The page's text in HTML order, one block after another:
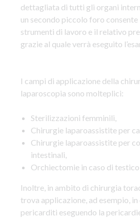
dettagliata di tutti gli organi
un secondo piccolo foro consente
strumenti di lavoro e il relativo
grazie al quale verrà eseguito
I campi di applicazione della
laparoscopia sono molteplici:
Sterilizzazioni femminili,
Chirurgie laparoassistite per
Chirurgie laparoassistite per
intestinali,
Orchiectomie in caso di
Inoltre, in ambito di chirurgia
trova applicazione, ad esempio,
pericarditi eseguendo la